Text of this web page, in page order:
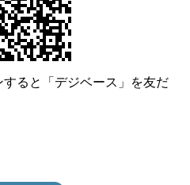
ると「デジベース」を友だ